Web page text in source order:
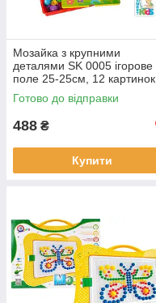
Мозайка з крупними
деталями SK 0005 ігорове
поле 25-25см, 12 картинок,
46 фішок, в коробці, 31,5-
31,5-5см
Готово до відправки
488 ₴
Купити